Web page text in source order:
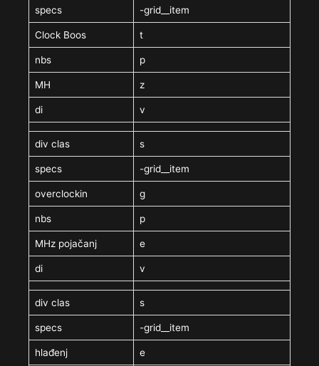
specs -grid__item
Clock Boos t
nbs p
MH z
di v
div clas s
specs -grid__item
overclockin g
nbs p
MHz pojačanj e
di v
div clas s
specs -grid__item
hlađenj e